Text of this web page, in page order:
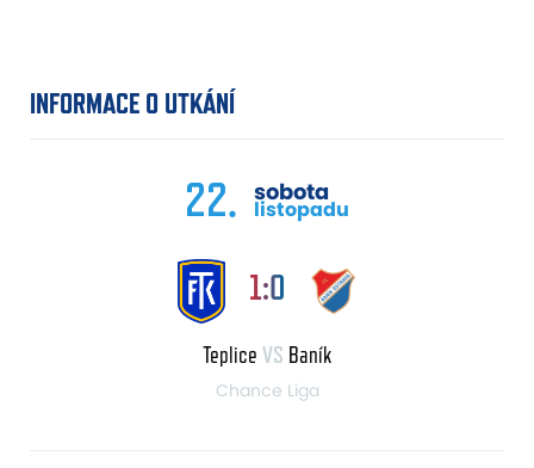
INFORMACE O UTKÁNÍ
22. sobota
listopadu
1:0
Teplice VS Baník
Chance Liga